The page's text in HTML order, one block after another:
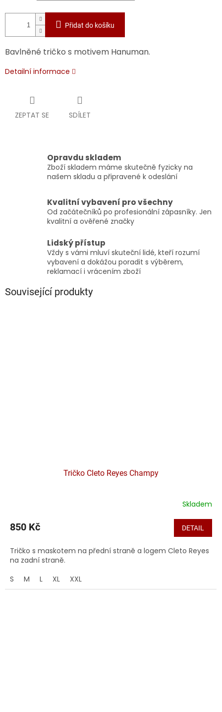
Přidat do košíku
Bavlněné tričko s motivem Hanuman.
Detailní informace
ZEPTAT SE SDÍLET
Opravdu skladem
Zboží skladem máme skutečně fyzicky na
našem skladu a připravené k odeslání
Kvalitní vybavení pro všechny
Od začátečníků po profesionální zápasníky. Jen
kvalitní a ověřené značky
Lidský přístup
Vždy s vámi mluví skuteční lidé, kteří rozumí
vybavení a dokážou poradit s výběrem,
reklamací i vrácením zboží
Související produkty
Tričko Cleto Reyes Champy
Skladem
850 Kč DETAIL
Tričko s maskotem na přední straně a logem Cleto Reyes
na zadní straně.
S
M L XL XXL